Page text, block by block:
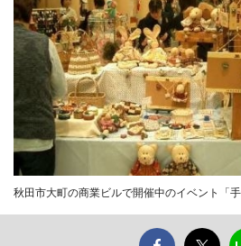
秋田市大町の商業ビルで開催中のイベント「手